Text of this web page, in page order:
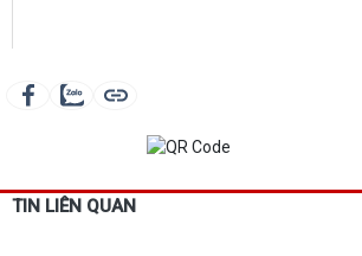
TIN LIÊN QUAN